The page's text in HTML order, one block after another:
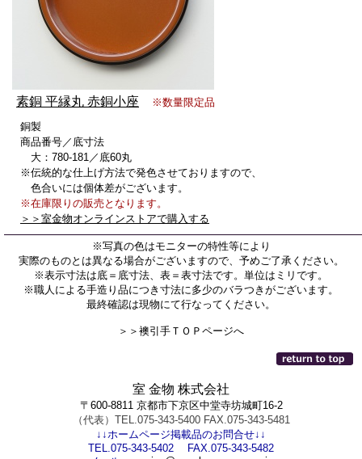
素銅 平縁丸 赤銅小座
※数量限定品
銅製
商品番号／底寸法
大：780-181／底60丸
※伝統的な仕上げ方法で発色させておりますので、
色合いには個体差がございます。
※在庫限りの販売となります。
＞＞室金物オンラインストアで購入する
※写真の色はモニターの特性等により
実際のものとは異なる場合がございますので、予めご了承ください。
※表示寸法は底＝底寸法、表＝表寸法です。単位はミリです。
※職人による手造り品につき寸法に多少のバラつきがございます。
最終確認は現物にて行なってください。
＞＞襖引手ＴＯＰページへ
室 金物 株式会社
〒600-8811 京都市下京区中堂寺坊城町16-2
（代表）TEL.075-343-5400 FAX.075-343-5481
↓↓ホームページ掲載品のお問合せ↓↓
TEL.075-343-5402 FAX.075-343-5482